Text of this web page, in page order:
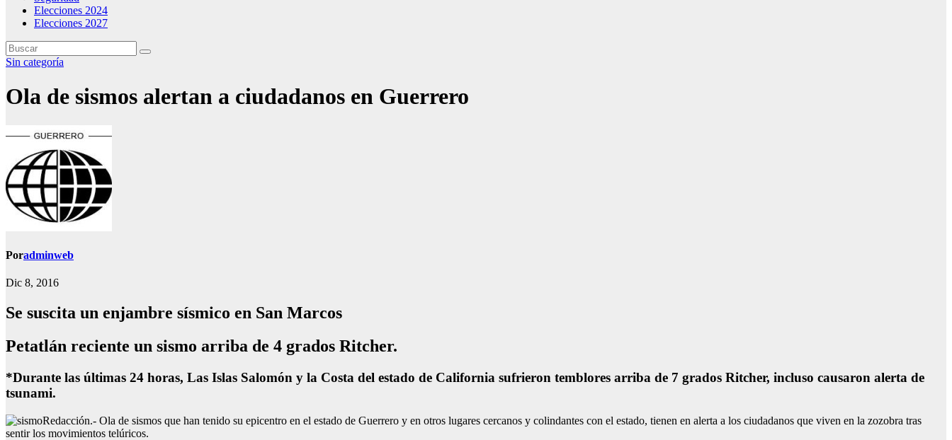
Elecciones 2024
Elecciones 2027
Sin categoría
Ola de sismos alertan a ciudadanos en Guerrero
Poradminweb
Dic 8, 2016
Se suscita un enjambre sísmico en San Marcos
Petatlán reciente un sismo arriba de 4 grados Ritcher.
*Durante las últimas 24 horas, Las Islas Salomón y la Costa del estado de California sufrieron temblores arriba de 7 grados Ritcher, incluso causaron alerta de
tsunami.
Redacción.- Ola de sismos que han tenido su epicentro en el estado de Guerrero y en otros lugares cercanos y colindantes con el estado, tienen en alerta a los ciudadanos que viven en la zozobra tras
sentir los movimientos telúricos.